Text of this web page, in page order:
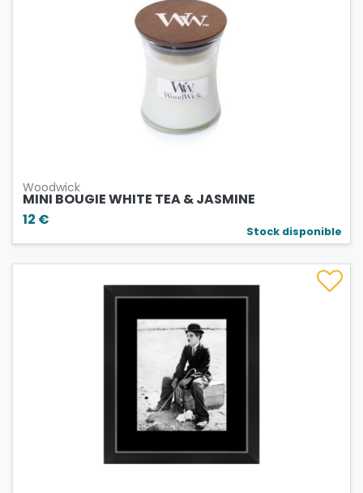
Woodwick
MINI BOUGIE WHITE TEA & JASMINE
12 €
Stock disponible